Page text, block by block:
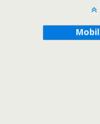
Mobil